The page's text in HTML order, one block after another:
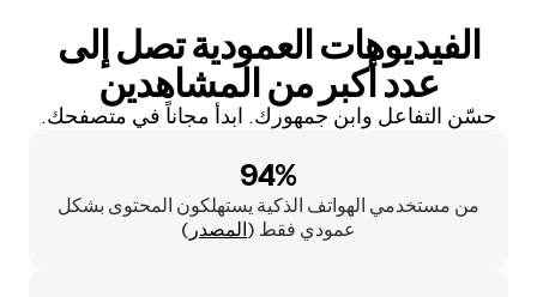
الفيديوهات العمودية تصل إلى
عدد أكبر من المشاهدين
حسّن التفاعل وابنِ جمهورك. ابدأ مجاناً في متصفحك.
94%
من مستخدمي الهواتف الذكية يستهلكون المحتوى بشكل
عمودي فقط (المصدر )